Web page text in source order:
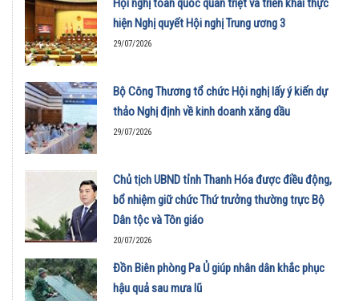
Hội nghị toàn quốc quán triệt và triển khai thực
hiện Nghị quyết Hội nghị Trung ương 3
29/07/2026
Bộ Công Thương tổ chức Hội nghị lấy ý kiến dự
thảo Nghị định về kinh doanh xăng dầu
29/07/2026
Chủ tịch UBND tỉnh Thanh Hóa được điều động,
bổ nhiệm giữ chức Thứ trưởng thường trực Bộ
Dân tộc và Tôn giáo
20/07/2026
Đồn Biên phòng Pa Ủ giúp nhân dân khắc phục
hậu quả sau mưa lũ